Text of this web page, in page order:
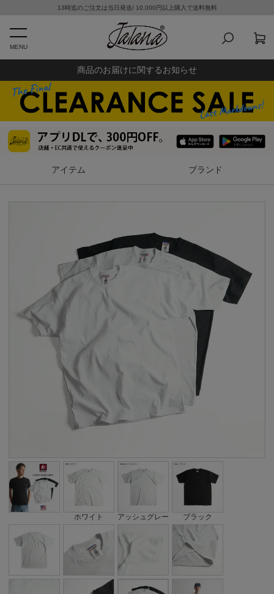
13時迄のご注文は当日発送/ 10,000円以上購入で送料無料
MENU
商品のお届けに関するお知らせ
アイテム ブランド
ホワイト アッシュグレー ブラック